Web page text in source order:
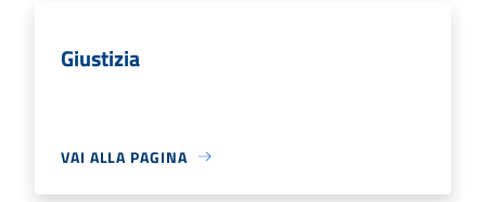
Giustizia
VAI ALLA PAGINA